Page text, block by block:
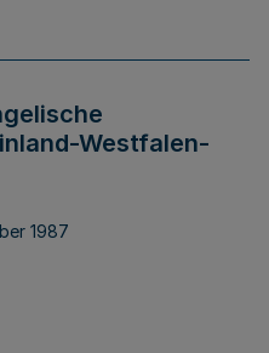
Westfalen-
1987